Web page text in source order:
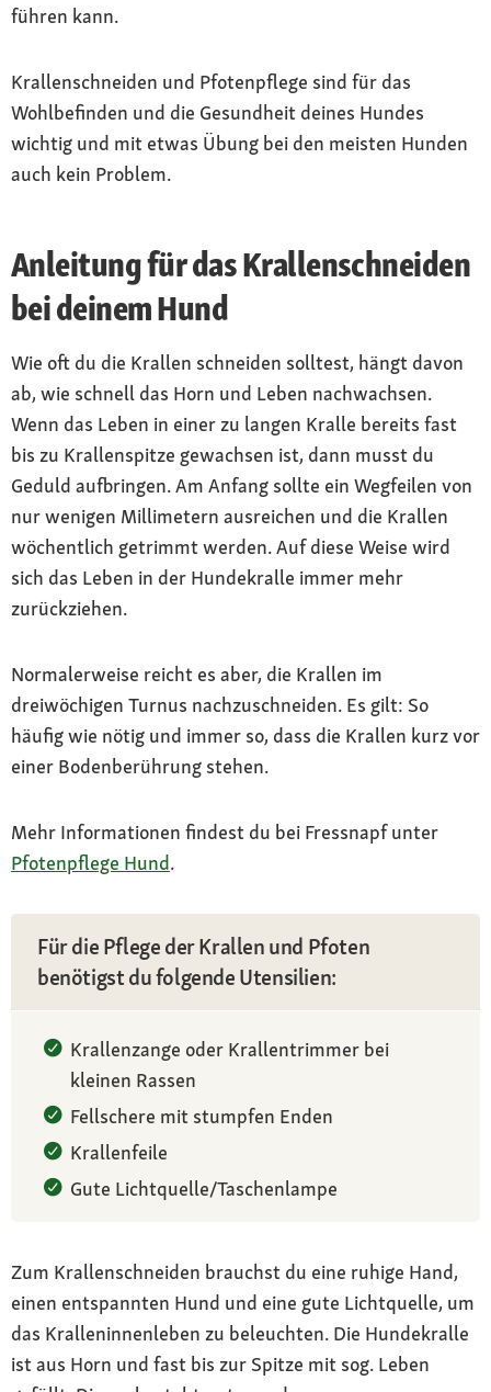
führen kann.
Krallenschneiden und Pfotenpflege sind für das
Wohlbefinden und die Gesundheit deines Hundes
wichtig und mit etwas Übung bei den meisten Hunden
auch kein Problem.
Anleitung für das Krallenschneiden
bei deinem Hund
Wie oft du die Krallen schneiden solltest, hängt davon
ab, wie schnell das Horn und Leben nachwachsen.
Wenn das Leben in einer zu langen Kralle bereits fast
bis zu Krallenspitze gewachsen ist, dann musst du
Geduld aufbringen. Am Anfang sollte ein Wegfeilen von
nur wenigen Millimetern ausreichen und die Krallen
wöchentlich getrimmt werden. Auf diese Weise wird
sich das Leben in der Hundekralle immer mehr
zurückziehen.
Normalerweise reicht es aber, die Krallen im
dreiwöchigen Turnus nachzuschneiden. Es gilt: So
häufig wie nötig und immer so, dass die Krallen kurz vor
einer Bodenberührung stehen.
Mehr Informationen findest du bei Fressnapf unter
Pfotenpflege Hund.
Für die Pflege der Krallen und Pfoten
benötigst du folgende Utensilien:
Krallenzange oder Krallentrimmer bei
kleinen Rassen
Fellschere mit stumpfen Enden
Krallenfeile
Gute Lichtquelle/Taschenlampe
Zum Krallenschneiden brauchst du eine ruhige Hand,
einen entspannten Hund und eine gute Lichtquelle, um
das Kralleninnenleben zu beleuchten. Die Hundekralle
ist aus Horn und fast bis zur Spitze mit sog. Leben